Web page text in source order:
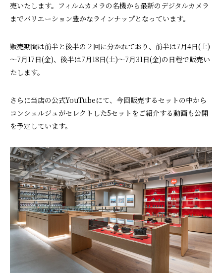
売いたします。フィルムカメラの名機から最新のデジタルカメラ
までバリエーション豊かなラインナップとなっています。
販売期間は前半と後半の２回に分かれており、前半は7月4日(土)
～7月17日(金)、後半は7月18日(土)～7月31日(金)の日程で販売い
たします。
さらに当店の公式YouTubeにて、今回販売するセットの中から
コンシェルジュがセレクトした5セットをご紹介する動画も公開
を予定しています。